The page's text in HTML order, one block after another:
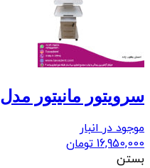
سرویتور مانیتور مدل S3
موجود در انبار
16,950,000 تومان
بستن